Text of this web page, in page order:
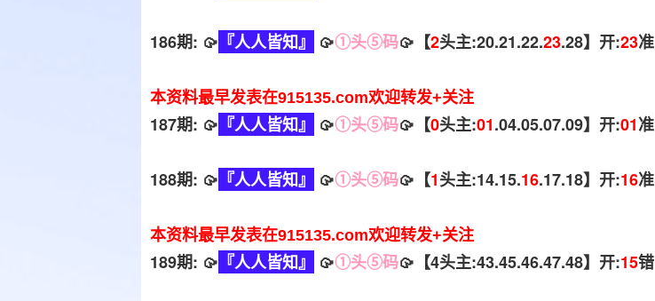
186期: 🥠 『人人皆知』 🥠①头⑤码🥠【2头主:20.21.22.23.28】开:23准
本资料最早发表在915135.com欢迎转发+关注
187期: 🥠 『人人皆知』 🥠①头⑤码🥠【0头主:01.04.05.07.09】开:01准
188期: 🥠 『人人皆知』 🥠①头⑤码🥠【1头主:14.15.16.17.18】开:16准
本资料最早发表在915135.com欢迎转发+关注
189期: 🥠 『人人皆知』 🥠①头⑤码🥠【4头主:43.45.46.47.48】开:15错